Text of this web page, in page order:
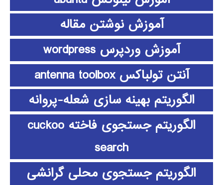
آموزش نوشتن مقاله
آموزش وردپرس wordpress
آنتن تولباکس antenna toolbox
الگوریتم بهینه سازی شعله-پروانه
الگوریتم جستجوی فاخته cuckoo
search
الگوریتم جستجوی محلی گرانشی